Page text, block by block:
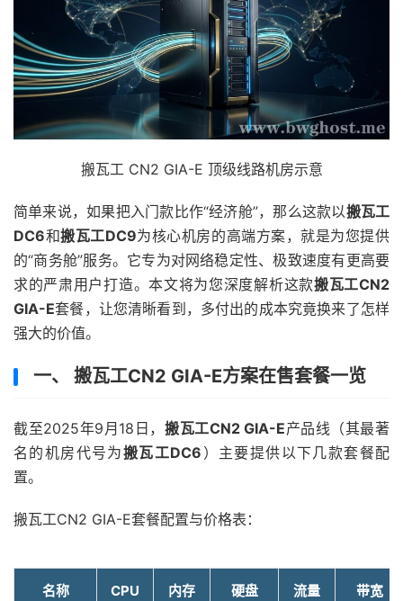
搬瓦工 CN2 GIA-E 顶级线路机房示意
简单来说，如果把入门款比作“经济舱”，那么这款以搬瓦工
DC6和搬瓦工DC9为核心机房的高端方案，就是为您提供
的“商务舱”服务。它专为对网络稳定性、极致速度有更高要
求的严肃用户打造。本文将为您深度解析这款搬瓦工CN2
GIA-E套餐，让您清晰看到，多付出的成本究竟换来了怎样
强大的价值。
一、 搬瓦工CN2 GIA-E方案在售套餐一览
截至2025年9月18日， 搬瓦工CN2 GIA-E产品线（其最著
名的机房代号为搬瓦工DC6 ）主要提供以下几款套餐配
置。
搬瓦工CN2 GIA-E套餐配置与价格表：
名称 CPU 内存 硬盘 流量 带宽